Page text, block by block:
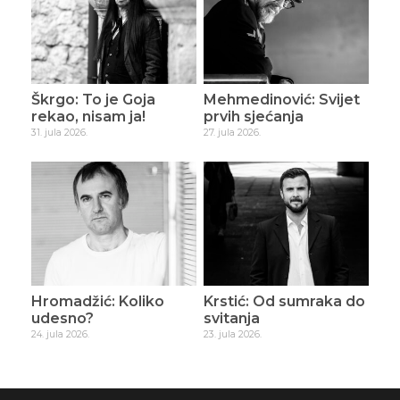
Škrgo: To je Goja
rekao, nisam ja!
31. jula 2026.
Mehmedinović: Svijet
prvih sjećanja
27. jula 2026.
Hromadžić: Koliko
udesno?
24. jula 2026.
Krstić: Od sumraka do
svitanja
23. jula 2026.